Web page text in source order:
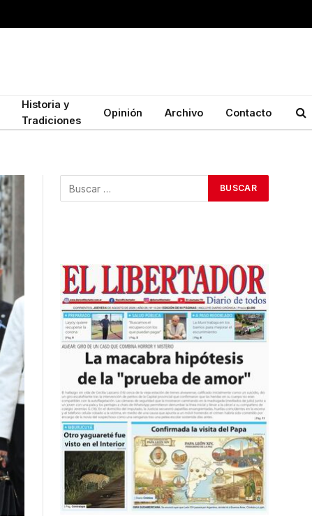
Historia y
Tradiciones
Opinión Archivo Contacto